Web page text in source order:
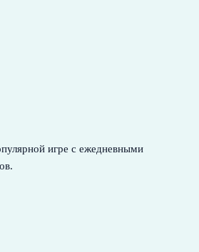
игре с ежедневными